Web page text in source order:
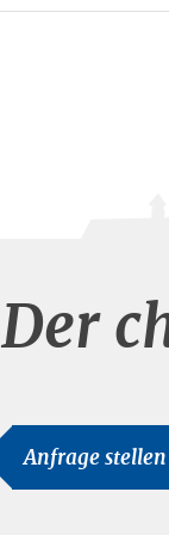
Der
Anfrage stellen